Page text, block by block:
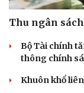
Du lịch
Thu ngân
Bộ Tài chính
thông chính
Khuôn khổ